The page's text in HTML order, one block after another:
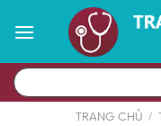
Tìm
kiếm:
TRANG CHỦ /